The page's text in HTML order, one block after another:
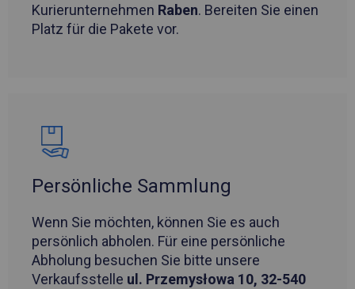
Kurierunternehmen Raben. Bereiten Sie einen
Platz für die Pakete vor.
Persönliche Sammlung
Wenn Sie möchten, können Sie es auch
persönlich abholen. Für eine persönliche
Abholung besuchen Sie bitte unsere
Verkaufsstelle ul. Przemysłowa 10, 32-540